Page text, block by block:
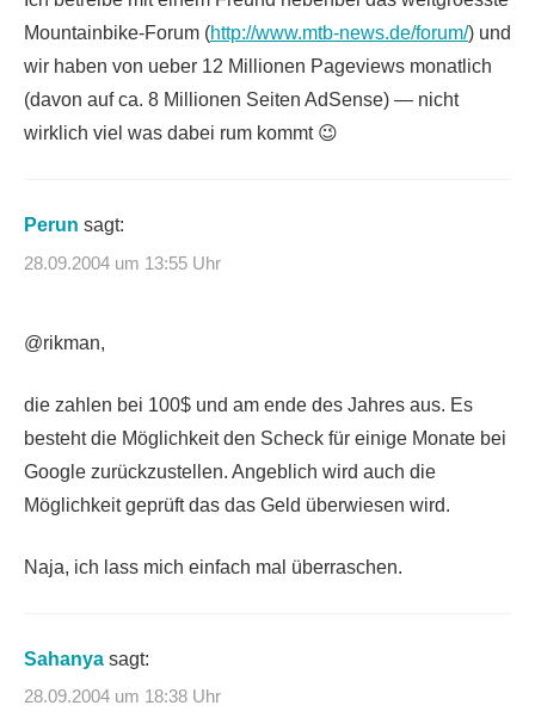
Mountainbike-Forum (http://www.mtb-news.de/forum/) und
wir haben von ueber 12 Millionen Pageviews monatlich
(davon auf ca. 8 Millionen Seiten AdSense) — nicht
wirklich viel was dabei rum kommt 😉
Perun sagt:
28.09.2004 um 13:55 Uhr
@rikman,
die zahlen bei 100$ und am ende des Jahres aus. Es
besteht die Möglichkeit den Scheck für einige Monate bei
Google zurückzustellen. Angeblich wird auch die
Möglichkeit geprüft das das Geld überwiesen wird.
Naja, ich lass mich einfach mal überraschen.
Sahanya sagt:
28.09.2004 um 18:38 Uhr